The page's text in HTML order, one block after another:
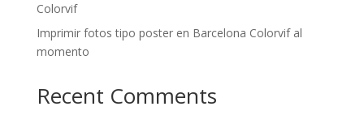
Colorvif
Imprimir fotos tipo poster en Barcelona Colorvif al
momento
Recent Comments